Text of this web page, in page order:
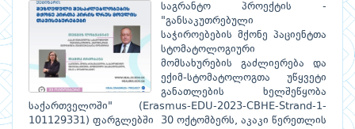
საგრანტო პროექტის -
"განსაკუთრებული
საჭიროებების მქონე პაციენტთა
სტომატოლოგიური
მომსახურების გაძლიერება და
ექიმ-სტომატოლოგთა უწყვეტი
განათლების ხელშეწყობა
საქართველოში" (Erasmus-EDU-2023-CBHE-Strand-1-
101129331) ფარგლებში 30 ოქტომბერს, აკაკი წერეთლის